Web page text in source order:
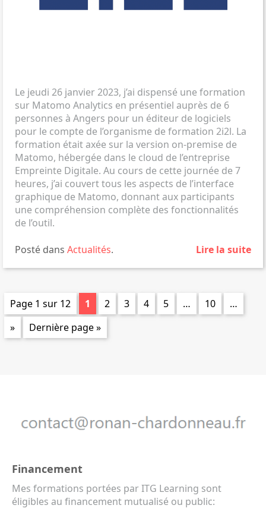
Posté dans Actualités.
Le jeudi 26 janvier 2023, j’ai dispensé une formation
sur Matomo Analytics en présentiel auprès de 6
personnes à Angers pour un éditeur de logiciels
pour le compte de l’organisme de formation 2i2l. La
formation était axée sur la version on-premise de
Matomo, hébergée dans le cloud de l’entreprise
Empreinte Digitale. Au cours de cette journée de 7
heures, j’ai couvert tous les aspects de l’interface
graphique de Matomo, donnant aux participants
une compréhension complète des fonctionnalités
de l’outil.
Lire la suite
Page 1 sur 12 1 2 3 4 5 … 10
…
»
Dernière page »
Financement
Mes formations portées par ITG Learning sont
éligibles au financement mutualisé ou public: